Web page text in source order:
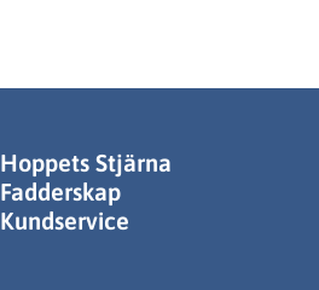
Hoppets Stjärna
Fadderskap
Kundservice